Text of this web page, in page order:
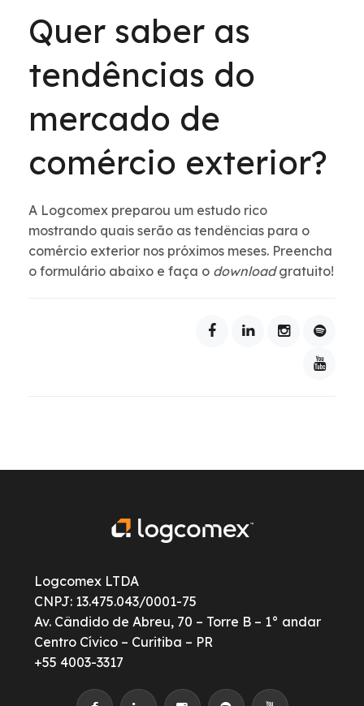
Quer saber as
tendências do
mercado de
comércio exterior?
A Logcomex preparou um estudo rico
mostrando quais serão as tendências para o
comércio exterior nos próximos meses. Preencha
o formulário abaixo e faça o downloadgratuito!
Logcomex LTDA
CNPJ: 13.475.043/0001-75
Av. Cândido de Abreu, 70 – Torre B – 1° andar
Centro Cívico – Curitiba – PR
+55 4003-3317